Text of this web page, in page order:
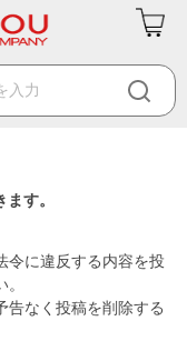
す。
令に違反する内容を投
告なく投稿を削除する